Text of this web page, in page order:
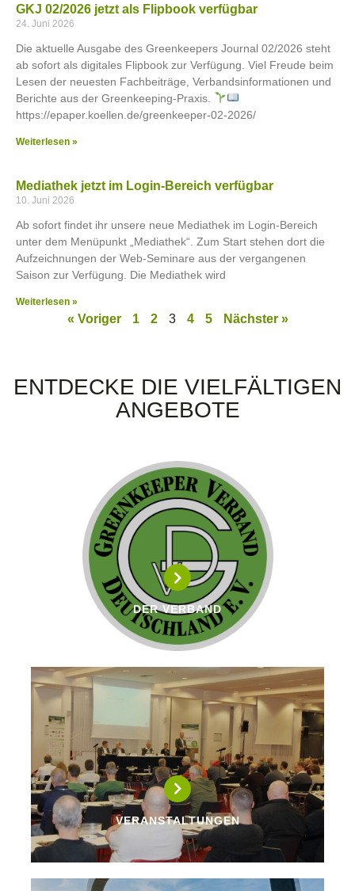
GKJ 02/2026 jetzt als Flipbook verfügbar
24. Juni 2026
Die aktuelle Ausgabe des Greenkeepers Journal 02/2026 steht
ab sofort als digitales Flipbook zur Verfügung. Viel Freude beim
Lesen der neuesten Fachbeiträge, Verbandsinformationen und
Berichte aus der Greenkeeping-Praxis.
https://epaper.koellen.de/greenkeeper-02-2026/
Weiterlesen »
Mediathek jetzt im Login-Bereich verfügbar
10. Juni 2026
Ab sofort findet ihr unsere neue Mediathek im Login-Bereich
unter dem Menüpunkt „Mediathek“. Zum Start stehen dort die
Aufzeichnungen der Web-Seminare aus der vergangenen
Saison zur Verfügung. Die Mediathek wird
Weiterlesen »
« Voriger 1 2 3 4 5 Nächster »
ENTDECKE DIE VIELFÄLTIGEN
ANGEBOTE
DER VERBAND
VERANSTALTUNGEN